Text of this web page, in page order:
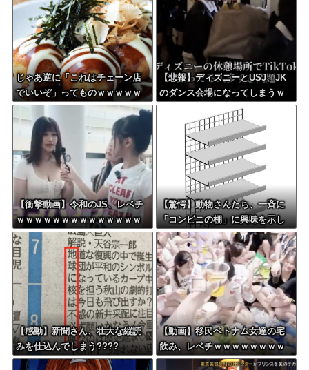
じゃあ逆に「これはチェーン店
でいいぞ」ってものｗｗｗｗｗ
ｗｗｗ
【悲報】ディズニーとUSJ、JK
のダンス会場になってしまうｗ
ｗｗｗｗ
【衝撃動画】令和のJS、レベチ
ｗｗｗｗｗｗｗｗｗｗｗｗｗｗ
ｗｗｗｗｗｗｗｗｗｗｗｗｗｗ
ｗｗ
【驚愕】動物さんたち、一斉に
「コンビニの棚」に興味を示し
始める・・・
【感動】新聞さん、壮大な縦読
みを仕込んでしまう????
【動画】移民ベトナム女達の宅
飲み、レベチｗｗｗｗｗｗｗｗ
ｗｗｗｗｗｗｗｗｗｗｗｗｗｗ